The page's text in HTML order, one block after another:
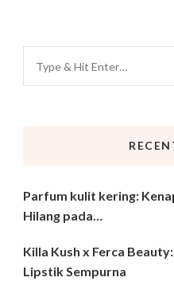
for
Parfum kulit kering:
Hilang pada…
Killa Kush x Ferca
Lipstik Sempurna